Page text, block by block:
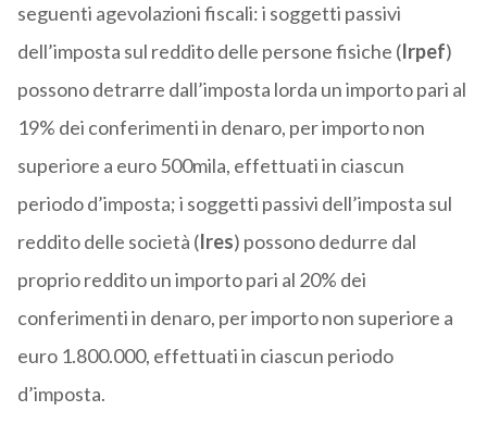
seguenti agevolazioni fiscali: i soggetti passivi
dell’imposta sul reddito delle persone fisiche (Irpef)
possono detrarre dall’imposta lorda un importo pari al
19% dei conferimenti in denaro, per importo non
superiore a euro 500mila, effettuati in ciascun
periodo d’imposta; i soggetti passivi dell’imposta sul
reddito delle società (Ires) possono dedurre dal
proprio reddito un importo pari al 20% dei
conferimenti in denaro, per importo non superiore a
euro 1.800.000, effettuati in ciascun periodo
d’imposta.